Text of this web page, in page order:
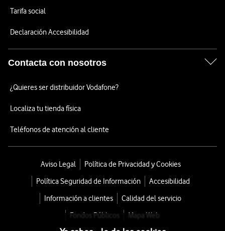
Tarifa social
Declaración Accesibilidad
Contacta con nosotros
¿Quieres ser distribuidor Vodafone?
Localiza tu tienda física
Teléfonos de atención al cliente
Aviso Legal
Política de Privacidad y Cookies
Política Seguridad de Información
Accesibilidad
Información a clientes
Calidad del servicio
Fondos Públicos
Mapa Web